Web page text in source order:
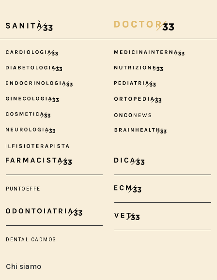
Chi siamo